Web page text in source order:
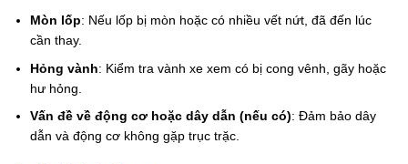
Mòn lốp: Nếu lốp bị mòn hoặc có nhiều vết nứt, đã đến lúc
cần thay.
Hỏng vành: Kiểm tra vành xe xem có bị cong vênh, gãy hoặc
hư hỏng.
Vấn đề về động cơ hoặc dây dẫn (nếu có): Đảm bảo dây
dẫn và động cơ không gặp trục trặc.